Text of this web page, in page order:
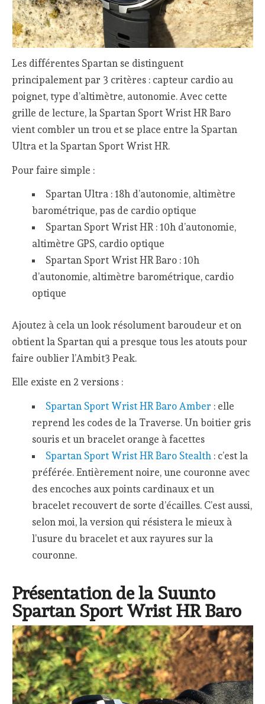
Les différentes Spartan se distinguent
principalement par 3 critères : capteur cardio au
poignet, type d’altimètre, autonomie. Avec cette
grille de lecture, la Spartan Sport Wrist HR Baro
vient combler un trou et se place entre la Spartan
Ultra et la Spartan Sport Wrist HR.
Pour faire simple :
Spartan Ultra : 18h d’autonomie, altimètre
barométrique, pas de cardio optique
Spartan Sport Wrist HR : 10h d’autonomie,
altimètre GPS, cardio optique
Spartan Sport Wrist HR Baro : 10h
d’autonomie, altimètre barométrique, cardio
optique
Ajoutez à cela un look résolument baroudeur et on
obtient la Spartan qui a presque tous les atouts pour
faire oublier l’Ambit3 Peak.
Elle existe en 2 versions :
Spartan Sport Wrist HR Baro Amber : elle
reprend les codes de la Traverse. Un boitier gris
souris et un bracelet orange à facettes
Spartan Sport Wrist HR Baro Stealth : c’est la
préférée. Entièrement noire, une couronne avec
des encoches aux points cardinaux et un
bracelet recouvert de sorte d’écailles. C’est aussi,
selon moi, la version qui résistera le mieux à
l’usure du bracelet et aux rayures sur la
couronne.
Présentation de la Suunto
Spartan Sport Wrist HR Baro